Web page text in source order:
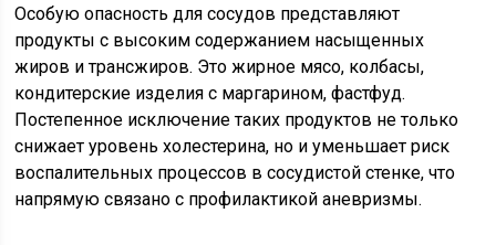
Особую опасность для сосудов представляют
продукты с высоким содержанием насыщенных
жиров и трансжиров. Это жирное мясо, колбасы,
кондитерские изделия с маргарином, фастфуд.
Постепенное исключение таких продуктов не только
снижает уровень холестерина, но и уменьшает риск
воспалительных процессов в сосудистой стенке, что
напрямую связано с профилактикой аневризмы.